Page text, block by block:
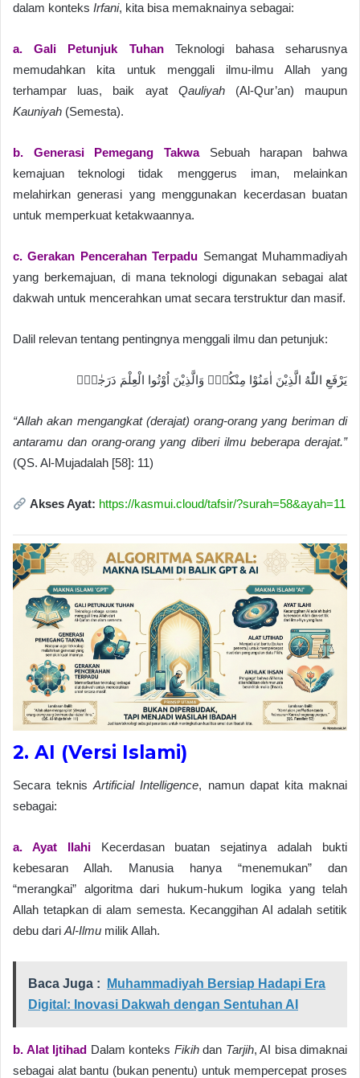
dalam konteks Irfani, kita bisa memaknainya sebagai:
a. Gali Petunjuk TuhanTeknologi bahasa seharusnya
memudahkan kita untuk menggali ilmu-ilmu Allah yang
terhampar luas, baik ayat Qauliyah(Al-Qur’an) maupun
Kauniyah (Semesta).
b. Generasi Pemegang TakwaSebuah harapan bahwa
kemajuan teknologi tidak menggerus iman, melainkan
melahirkan generasi yang menggunakan kecerdasan buatan
untuk memperkuat ketakwaannya.
c. Gerakan Pencerahan Terpadu Semangat Muhammadiyah
yang berkemajuan, di mana teknologi digunakan sebagai alat
dakwah untuk mencerahkan umat secara terstruktur dan masif.
Dalil relevan tentang pentingnya menggali ilmu dan petunjuk:
يَرْفَعِ اللّٰهُ الَّذِيْنَ اٰمَنُوْا مِنْكُمْۙ وَالَّذِيْنَ اُوْتُوا الْعِلْمَ دَرَجٰتٍۗ
“Allah akan mengangkat (derajat) orang-orang yang beriman di
antaramu dan orang-orang yang diberi ilmu beberapa derajat.”
(QS. Al-Mujadalah [58]: 11)
Akses Ayat: https://kasmui.cloud/tafsir/?surah=58&ayah=11
2. AI (Versi Islami)
Secara teknisArtificial Intelligence, namun dapat kita maknai
sebagai:
a. Ayat Ilahi
Kecerdasan buatan sejatinya adalah bukti
kebesaran Allah. Manusia hanya “menemukan” dan
“merangkai” algoritma dari hukum-hukum logika yang telah
Allah tetapkan di alam semesta. Kecanggihan AI adalah setitik
debu dari Al-Ilmu milik Allah.
Baca Juga :
Muhammadiyah Bersiap Hadapi Era
Digital: Inovasi Dakwah dengan Sentuhan AI
b. Alat Ijtihad Dalam konteks Fikihdan Tarjih, AI bisa dimaknai
sebagai alat bantu (bukan penentu) untuk mempercepat proses